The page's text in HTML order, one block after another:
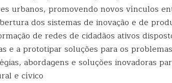
urbanos, promovendo novos vínculos
dos sistemas de inovação e de
de redes de cidadãos ativos
e a prototipar soluções para os
abordagens e soluções inovadoras
e cívico